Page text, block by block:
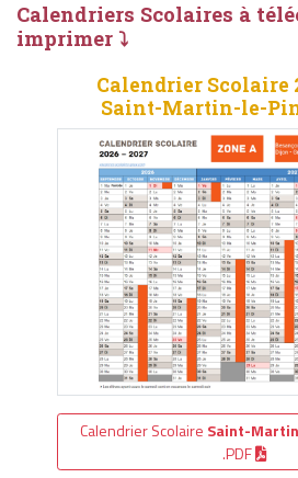
Calendriers Scolaires à
imprimer ⤵
Calendrier Scolaire
Saint-Martin-le-
Calendrier Scolaire Saint-
.PDF